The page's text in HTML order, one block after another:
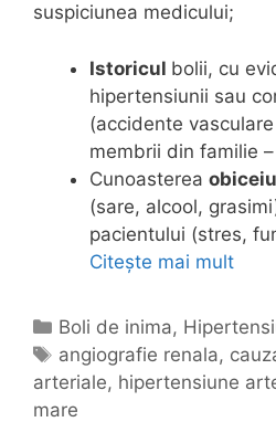
suspiciunea medicului;
Istoricul bolii, cu
hipertensiunii sau
(accidente
membrii din familie
Cunoasterea
(sare, alcool,
pacientului (stres,
Citește mai mult
u
C
a
t
e
Boli de inima,
E
t
i
angiografie renala,
arteriale, hipertensiune
mare